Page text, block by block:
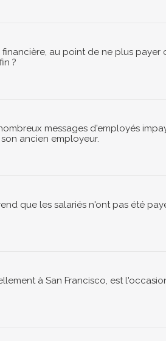
au point de ne plus
?
messages d'employés
ancien employeur.
que les salariés n'ont pas été
à San Francisco, est